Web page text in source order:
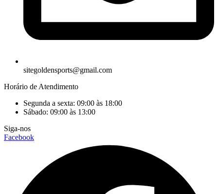
sitegoldensports@gmail.com
Horário de Atendimento
Segunda a sexta: 09:00 às 18:00
Sábado: 09:00 às 13:00
Siga-nos
Facebook